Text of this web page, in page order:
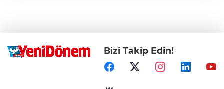
Bizi Takip Edin!